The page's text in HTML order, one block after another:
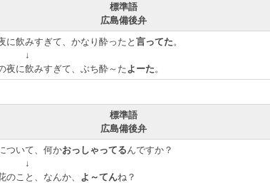
標準語
広島備後弁
に飲みすぎて、かなり酔ったと 言ってた 。
夜に飲みすぎて、ぶち酔～た よーた 。
標準語
広島備後弁
ついて、何かおっしゃってる んですか？
のこと、なんか、
よ～てんね？